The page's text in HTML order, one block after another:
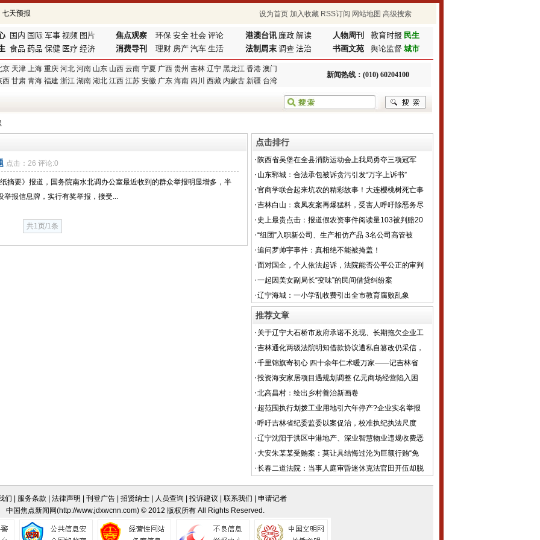
设为首页 加入收藏 RSS订阅 网站地图 高级搜索
国内 国际 军事 视频 图片
食品 药品 保健 医疗 经济
焦点观察 环保 安全 社会 评论
消费导刊
理财 房产 汽车 生活
港澳台讯 廉政 解读
法制周末 调查 法治
人物周刊 教育时报 民生
书画文苑
舆论监督 城市
京 天津 上海 重庆 河北 河南 山东 山西 云南 宁夏 广西 贵州 吉林 辽宁 黑龙江 香港 澳门
新闻热线：(010) 60204100
西 甘肃 青海 福建 浙江 湖南 湖北 江西 江苏 安徽 广东 海南 四川 西藏 内蒙古 新疆 台湾
点击：26 评论:0
摘要》报道，国务院南水北调办公室最近收到的群众举报明显增多，半
报信息牌，实行有奖举报，接受...
共1页/1条
点击排行
· 陕西省吴堡在全县消防运动会上我局勇夺三项冠军
· 山东郓城：合法承包被诉贪污引发“万字上诉书”
·官商学联合起来坑农的精彩故事！大连樱桃树死亡事
·吉林白山：袁凤友案再爆猛料，受害人呼吁除恶务尽
· 史上最贵点击：报道假农资事件阅读量103被判赔20
·“组团”入职新公司、生产相仿产品 3名公司高管被
·追问罗帅宇事件：真相绝不能被掩盖！
·面对国企，个人依法起诉，法院能否公平公正的审判
·一起因美女副局长“变味”的民间借贷纠纷案
·辽宁海城：一小学乱收费引出全市教育腐败乱象
推荐文章
· 关于辽宁大石桥市政府承诺不兑现、长期拖欠企业工
·吉林通化两级法院明知借款协议遭私自篡改仍采信，
·千里锦旗寄初心 四十余年仁术暖万家——记吉林省
·投资海安家居项目遇规划调整 亿元商场经营陷入困
·北高昌村：绘出乡村善治新画卷
· 超范围执行划拨工业用地引六年停产?企业实名举报
·呼吁吉林省纪委监委以案促治，校准执纪执法尺度
·辽宁沈阳于洪区中港地产、深业智慧物业违规收费恶
·大安朱某某受贿案：莫让具结悔过沦为巨额行贿“免
·长春二道法院：当事人庭审昏迷休克法官田开伍却脱
们 服务条款 法律声明 刊登广告 招贤纳士 人员查询 投诉建议 联系我们
申请记者
中国焦点新闻网(http://www.jdxwcnn.com) © 2012 版权所有 All Rights Reserved.